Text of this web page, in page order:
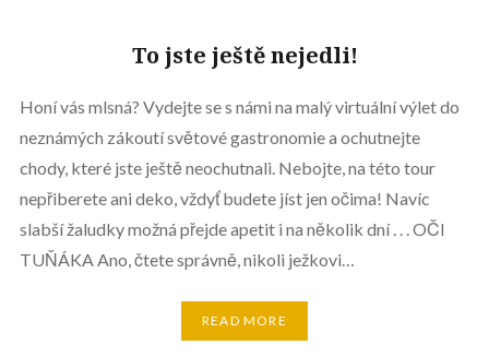
To jste ještě nejedli!
Honí vás mlsná? Vydejte se s námi na malý virtuální výlet do
neznámých zákoutí světové gastronomie a ochutnejte
chody, které jste ještě neochutnali. Nebojte, na této tour
nepřiberete ani deko, vždyť budete jíst jen očima! Navíc
slabší žaludky možná přejde apetit i na několik dní . . . OČI
TUŇÁKA Ano, čtete správně, nikoli ježkovi…
READ MORE